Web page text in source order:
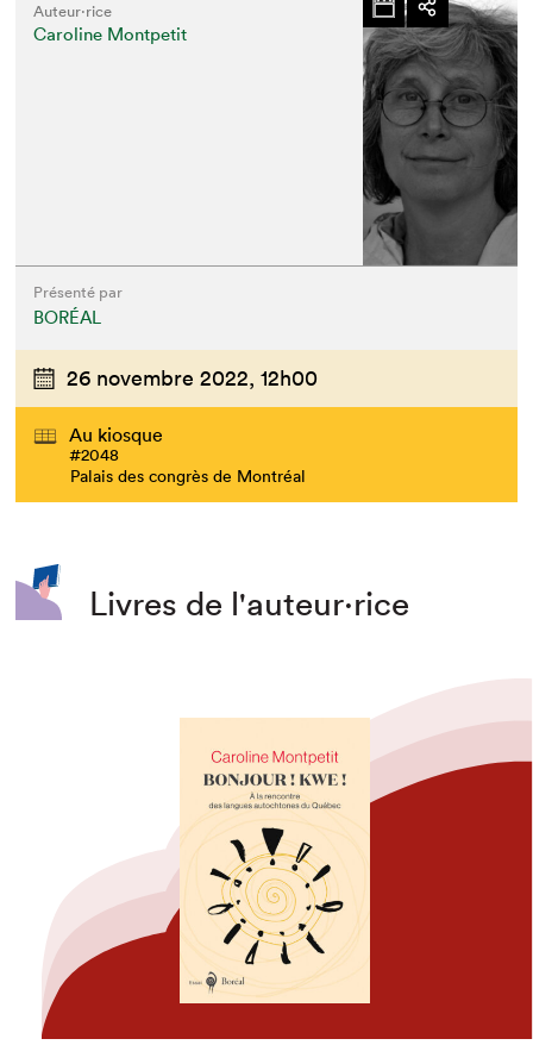
Auteur·rice
Caroline Montpetit
Présenté par
BORÉAL
26 novembre 2022, 12h00
Au kiosque
#2048
Palais des congrès de Montréal
Livres de l'auteur·rice